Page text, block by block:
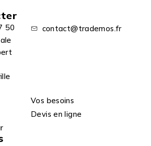
50
contact@trademos.fr
Vos besoins
Devis en ligne